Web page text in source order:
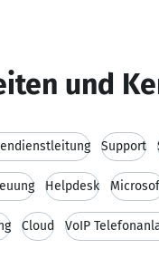
und
Support
Helpdesk
Cloud VoIP